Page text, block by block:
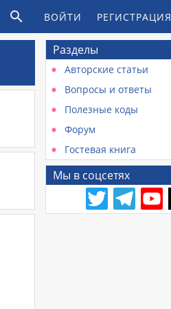
ВОЙТИ РЕГИСТРАЦИЯ
Разделы
Авторские статьи
Вопросы и ответы
Полезные коды
Форум
Гостевая книга
Мы в соцсетях